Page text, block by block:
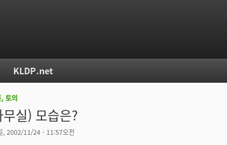
토의
실) 모습은?
, 2002/11/24 - 11:57오전
KLDP.net